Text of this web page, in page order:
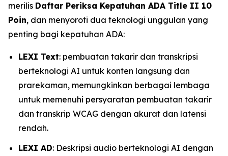
merilis Daftar Periksa Kepatuhan ADA Title II 10
Poin, dan menyoroti dua teknologi unggulan yang
penting bagi kepatuhan ADA:
LEXI Text: pembuatan takarir dan transkripsi
berteknologi AI untuk konten langsung dan
prarekaman, memungkinkan berbagai lembaga
untuk memenuhi persyaratan pembuatan takarir
dan transkrip WCAG dengan akurat dan latensi
rendah.
LEXI AD: Deskripsi audio berteknologi AI dengan